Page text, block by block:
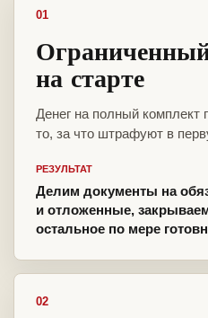
01
на старте
Денег на полный комплект
то, за что штрафуют в
РЕЗУЛЬТАТ
Делим документы на
и отложенные,
остальное по мере
02